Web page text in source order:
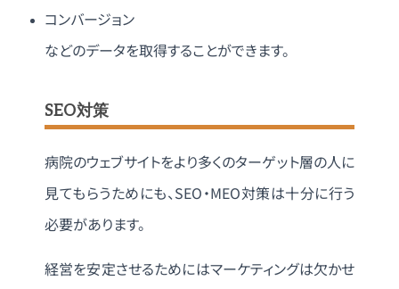
コンバージョン
などのデータを取得することができます。
SEO対策
病院のウェブサイトをより多くのターゲット層の人に
見てもらうためにも、SEO・MEO対策は十分に行う
必要があります。
経営を安定させるためにはマーケティングは欠かせ